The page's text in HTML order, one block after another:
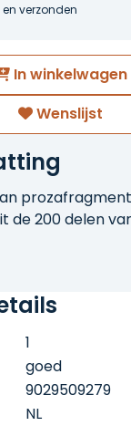
verzonden
In winkelwagen
Wenslijst
de 200 delen
1
goed
9029509279
NL